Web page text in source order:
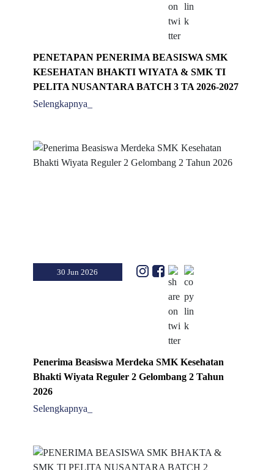
PENETAPAN PENERIMA BEASISWA SMK
KESEHATAN BHAKTI WIYATA & SMK TI
PELITA NUSANTARA BATCH 3 TA 2026-2027
Selengkapnya_
30 Jun 2026
Penerima Beasiswa Merdeka SMK Kesehatan
Bhakti Wiyata Reguler 2 Gelombang 2 Tahun
2026
Selengkapnya_